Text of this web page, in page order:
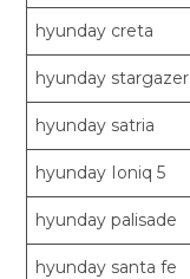
hyunday creta
hyunday stargazer
hyunday satria
hyunday Ioniq 5
hyunday palisade
hyunday santa fe